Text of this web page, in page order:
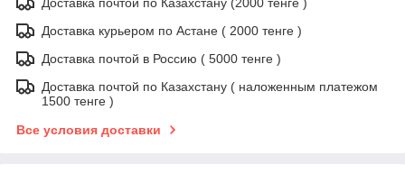
Доставка курьером по Астане ( 2000 тенге )
Доставка почтой в Россию ( 5000 тенге )
Доставка почтой по Казахстану ( наложенным платежом
1500 тенге )
Все условия доставки